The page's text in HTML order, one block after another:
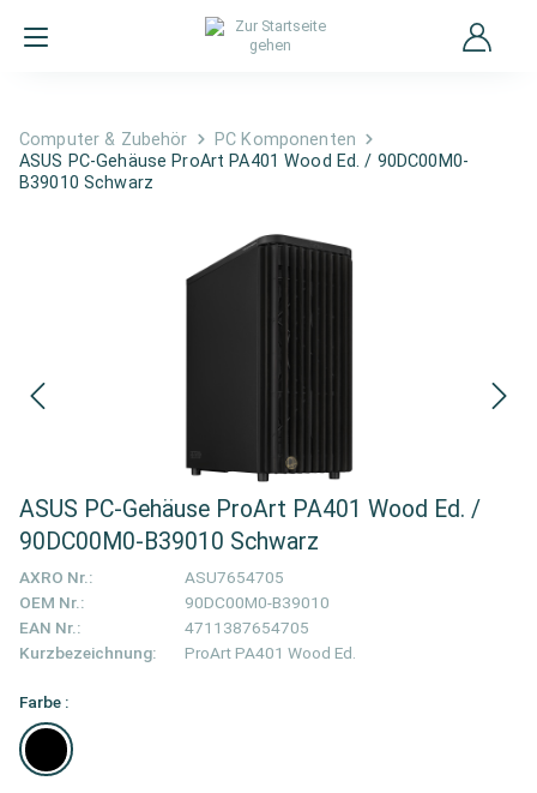
Computer & Zubehör
PC Komponenten
ASUS PC-Gehäuse ProArt PA401 Wood Ed. / 90DC00M0-
B39010 Schwarz
ASUS PC-Gehäuse ProArt PA401 Wood Ed. /
90DC00M0-B39010 Schwarz
AXRO Nr.:
ASU7654705
OEM Nr.:
90DC00M0-B39010
EAN Nr.:
4711387654705
Kurzbezeichnung:
ProArt PA401 Wood Ed.
Farbe :